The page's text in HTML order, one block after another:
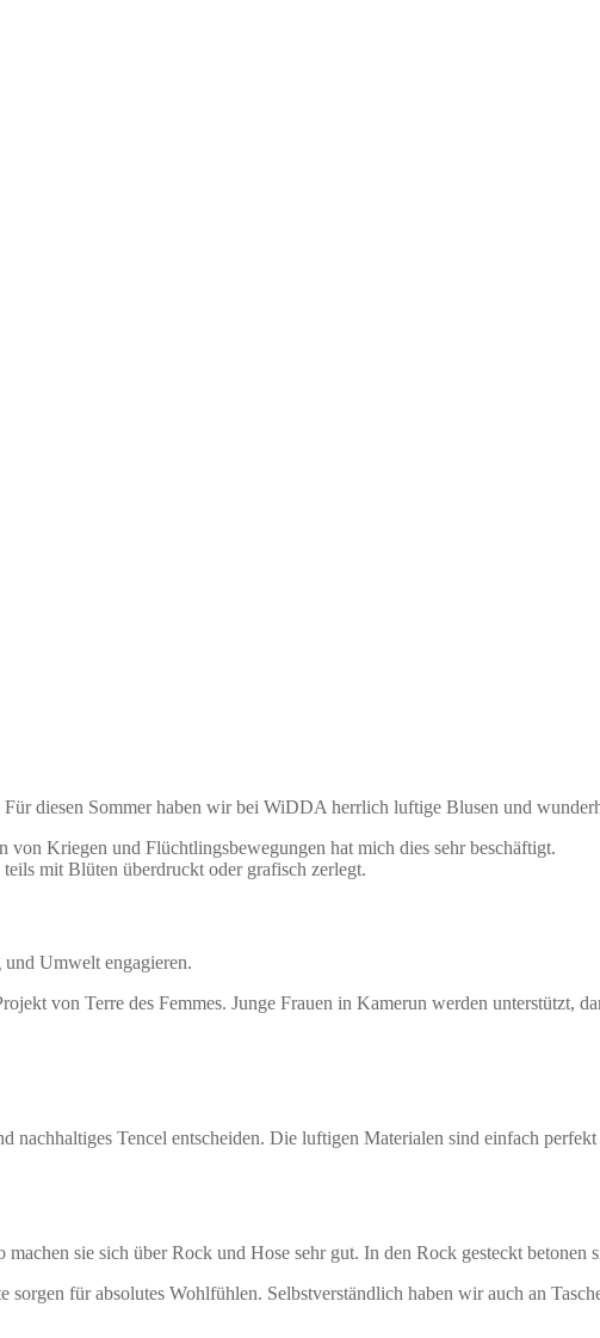
diesen Sommer haben wir bei WiDDA herrlich luftige Blusen und
Kriegen und Flüchtlingsbewegungen hat mich dies sehr beschäftigt.
mit Blüten überdruckt oder grafisch zerlegt.
Umwelt engagieren.
von Terre des Femmes. Junge Frauen in Kamerun werden unterstützt,
Tencel entscheiden. Die luftigen Materialen sind einfach
sie sich über Rock und Hose sehr gut. In den Rock gesteckt betonen
für absolutes Wohlfühlen. Selbstverständlich haben wir auch an